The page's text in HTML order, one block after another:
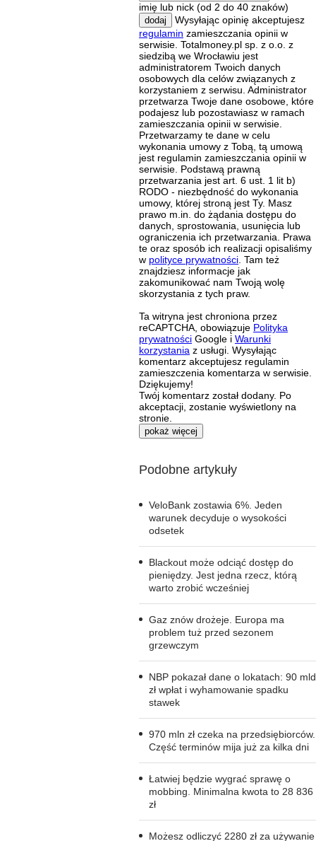
imię lub nick (od 2 do 40 znaków)
dodaj
Wysyłając opinię akceptujesz
regulamin zamieszczania opinii w
serwisie. Totalmoney.pl sp. z o.o. z
siedzibą we Wrocławiu jest
administratorem Twoich danych
osobowych dla celów związanych z
korzystaniem z serwisu. Administrator
przetwarza Twoje dane osobowe, które
podajesz lub pozostawiasz w ramach
zamieszczania opinii w serwisie.
Przetwarzamy te dane w celu
wykonania umowy z Tobą, tą umową
jest regulamin zamieszczania opinii w
serwisie. Podstawą prawną
przetwarzania jest art. 6 ust. 1 lit b)
RODO - niezbędność do wykonania
umowy, której stroną jest Ty. Masz
prawo m.in. do żądania dostępu do
danych, sprostowania, usunięcia lub
ograniczenia ich przetwarzania. Prawa
te oraz sposób ich realizacji opisaliśmy
w polityce prywatności . Tam też
znajdziesz informacje jak
zakomunikować nam Twoją wolę
skorzystania z tych praw.
Ta witryna jest chroniona przez
reCAPTCHA, obowiązuje Polityka
prywatności Google i Warunki
korzystania z usługi. Wysyłając
komentarz akceptujesz regulamin
zamieszczenia komentarza w serwisie.
Dziękujemy!
Twój komentarz został dodany. Po
akceptacji, zostanie wyświetlony na
stronie.
pokaż więcej
Podobne artykuły
VeloBank zostawia 6%. Jeden
warunek decyduje o wysokości
odsetek
Blackout może odciąć dostęp do
pieniędzy. Jest jedna rzecz, którą
warto zrobić wcześniej
Gaz znów drożeje. Europa ma
problem tuż przed sezonem
grzewczym
NBP pokazał dane o lokatach: 90 mld
zł wpłat i wyhamowanie spadku
stawek
970 mln zł czeka na przedsiębiorców.
Część terminów mija już za kilka dni
Łatwiej będzie wygrać sprawę o
mobbing. Minimalna kwota to 28 836
zł
Możesz odliczyć 2280 zł za używanie